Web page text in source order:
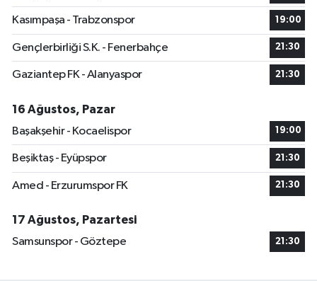
Kasımpaşa - Trabzonspor 19:00
Gençlerbirliği S.K. - Fenerbahçe 21:30
Gaziantep FK - Alanyaspor 21:30
16 Ağustos, Pazar
Başakşehir - Kocaelispor
19:00
Beşiktaş - Eyüpspor 21:30
Amed - Erzurumspor FK 21:30
17 Ağustos, Pazartesi
Samsunspor - Göztepe
21:30